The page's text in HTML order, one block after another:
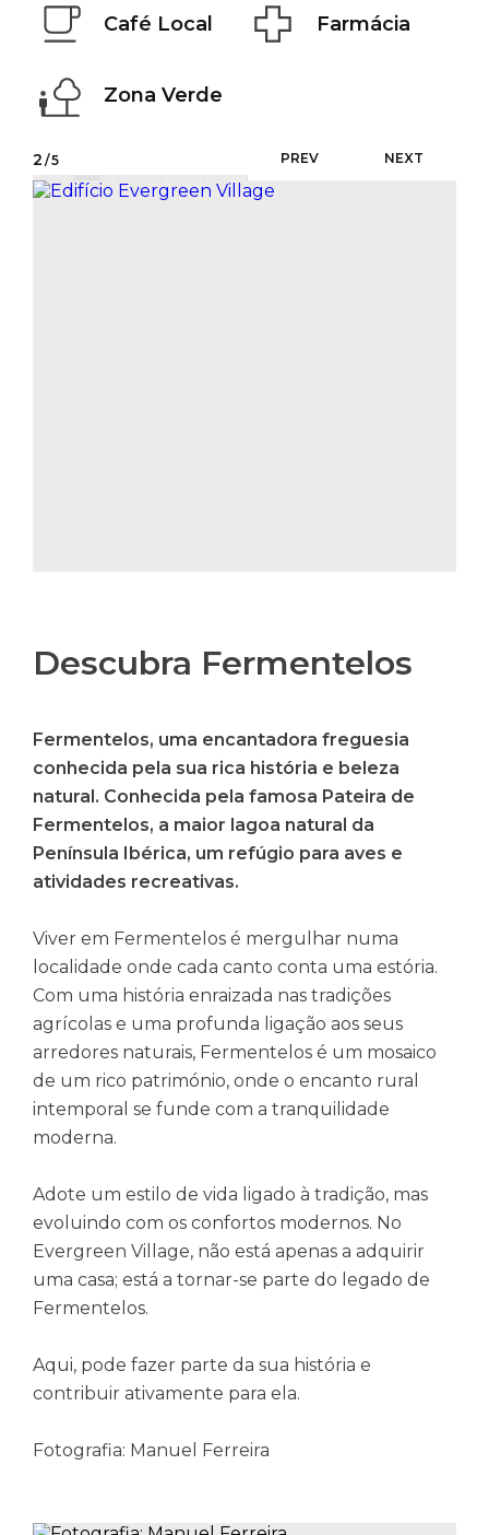
Café Local Farmácia
Zona Verde
2 /5 PREV NEXT
Descubra Fermentelos
Fermentelos, uma encantadora freguesia
conhecida pela sua rica história e beleza
natural. Conhecida pela famosa Pateira de
Fermentelos, a maior lagoa natural da
Península Ibérica, um refúgio para aves e
atividades recreativas.
Viver em Fermentelos é mergulhar numa
localidade onde cada canto conta uma estória.
Com uma história enraizada nas tradições
agrícolas e uma profunda ligação aos seus
arredores naturais, Fermentelos é um mosaico
de um rico património, onde o encanto rural
intemporal se funde com a tranquilidade
moderna.
Adote um estilo de vida ligado à tradição, mas
evoluindo com os confortos modernos. No
Evergreen Village, não está apenas a adquirir
uma casa; está a tornar-se parte do legado de
Fermentelos.
Aqui, pode fazer parte da sua história e
contribuir ativamente para ela.
Fotografia: Manuel Ferreira